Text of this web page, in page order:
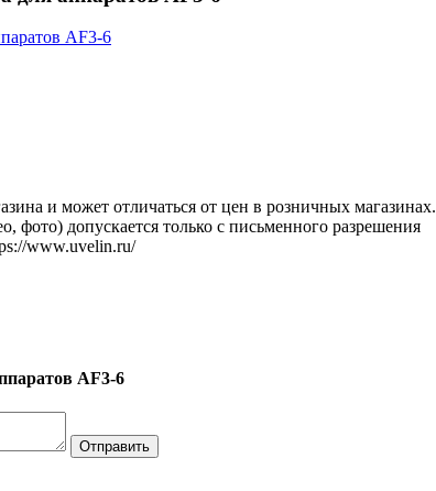
и может отличаться от цен в розничных магазинах.
фото) допускается только с письменного разрешения
www.uvelin.ru/
AF3-6